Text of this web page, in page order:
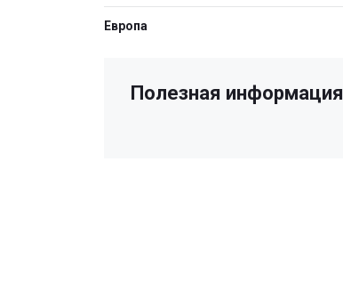
Европа
Полезная информация